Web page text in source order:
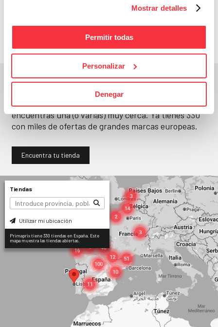
Mostrar detalles
Permitir todas
Personalizar
Denegar
Adelántate a todos y
En un segundo, la encuentras.
No paramos de abrirtiendas. Seguro que
encuentras una (o varias) muy cerca. Ya tienes330
con miles de ofertas de grandes marcas europeas.
Encuentra tu tienda
Tiendas
Utilizar mi ubicación
Primaprix tiene 330 tiendas en España. Este
mapa muestra las tiendas abiertas.